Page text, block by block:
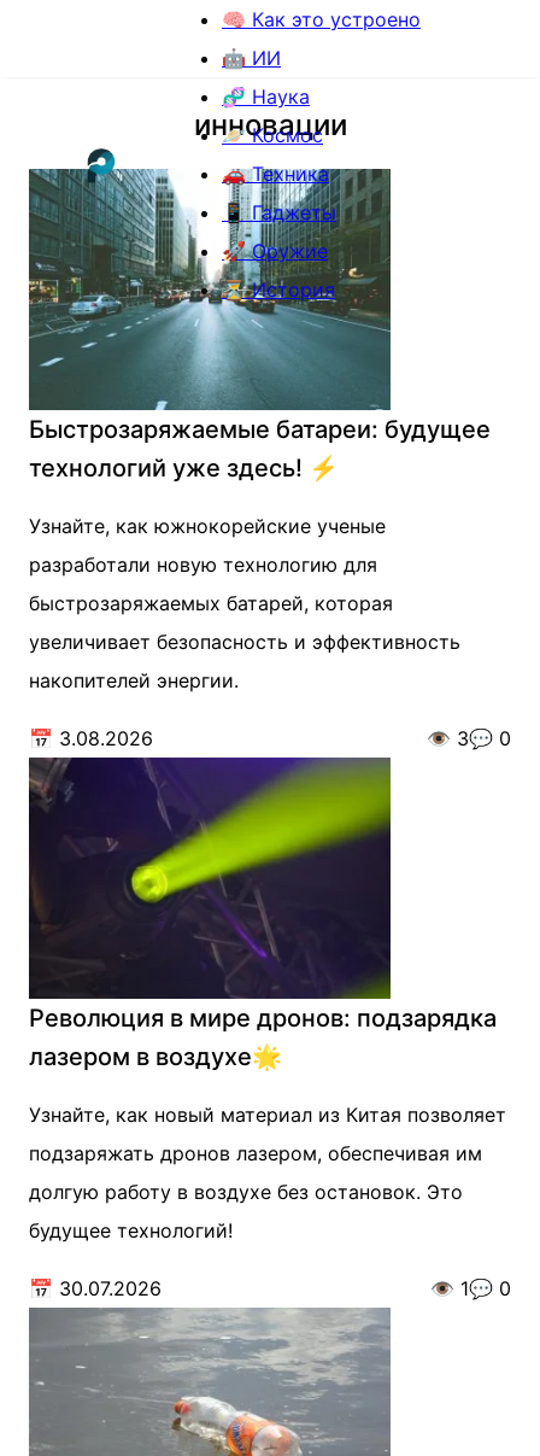
🧠 Как это устроено
🤖 ИИ
🧬 Наука
🪐 Космос
🚗 Техника
📱 Гаджеты
🚀 Оружие
⏳ История
инновации
Быстрозаряжаемые батареи: будущее
технологий уже здесь! ⚡️
Узнайте, как южнокорейские ученые
разработали новую технологию для
быстрозаряжаемых батарей, которая
увеличивает безопасность и эффективность
накопителей энергии.
📅 3.08.2026 👁️ 3💬 0
Революция в мире дронов: подзарядка
лазером в воздухе🌟
Узнайте, как новый материал из Китая позволяет
подзаряжать дронов лазером, обеспечивая им
долгую работу в воздухе без остановок. Это
будущее технологий!
📅 30.07.2026 👁️ 1💬 0